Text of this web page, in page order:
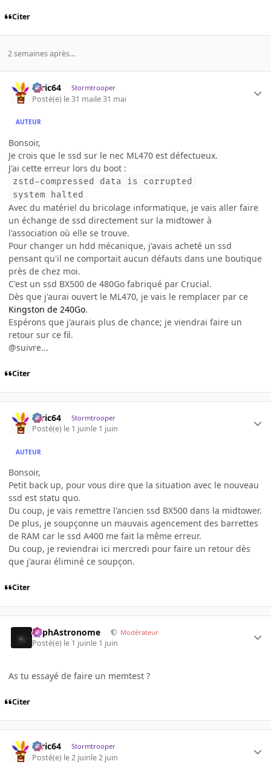
Citer
2 semaines après...
ceric64 Stormtrooper
Posté(e) le 31 maile 31 mai
AUTEUR
Bonsoir,
Je crois que le ssd sur le nec ML470 est défectueux.
J'ai cette erreur lors du boot :
zstd-compressed data is corrupted
system halted
Avec du matériel du bricolage informatique, je vais aller faire
un échange de ssd directement sur la midtower à
l'association où elle se trouve.
Pour changer un hdd mécanique, j'avais acheté un ssd
pensant qu'il ne comportait aucun défauts dans une boutique
près de chez moi.
C'est un ssd BX500 de 480Go fabriqué par Crucial.
Dès que j'aurai ouvert le ML470, je vais le remplacer par ce
Kingston de 240Go.
Espérons que j'aurais plus de chance; je viendrai faire un
retour sur ce fil.
@suivre...
Citer
ceric64 Stormtrooper
Posté(e) le 1 juinle 1 juin
AUTEUR
Bonsoir,
Petit back up, pour vous dire que la situation avec le nouveau
ssd est statu quo.
Du coup, je vais remettre l'ancien ssd BX500 dans la midtower.
De plus, je soupçonne un mauvais agencement des barrettes
de RAM car le ssd A400 me fait la même erreur.
Du coup, je reviendrai ici mercredi pour faire un retour dès
que j'aurai éliminé ce soupçon.
Citer
RaphAstronome Modérateur
Posté(e) le 1 juinle 1 juin
As tu essayé de faire un memtest ?
Citer
ceric64 Stormtrooper
Posté(e) le 2 juinle 2 juin